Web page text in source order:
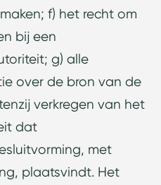
f) het recht om
bij een
g) alle
over de bron van de
verkregen van het
dat
met
plaatsvindt. Het